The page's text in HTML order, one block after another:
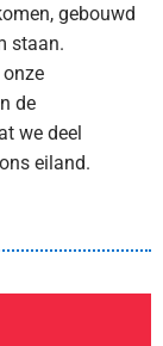
gebouwd
staan.
de
we deel
eiland.